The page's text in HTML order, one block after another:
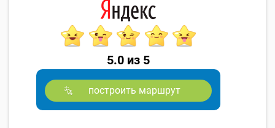
5.0 из 5
построить маршрут